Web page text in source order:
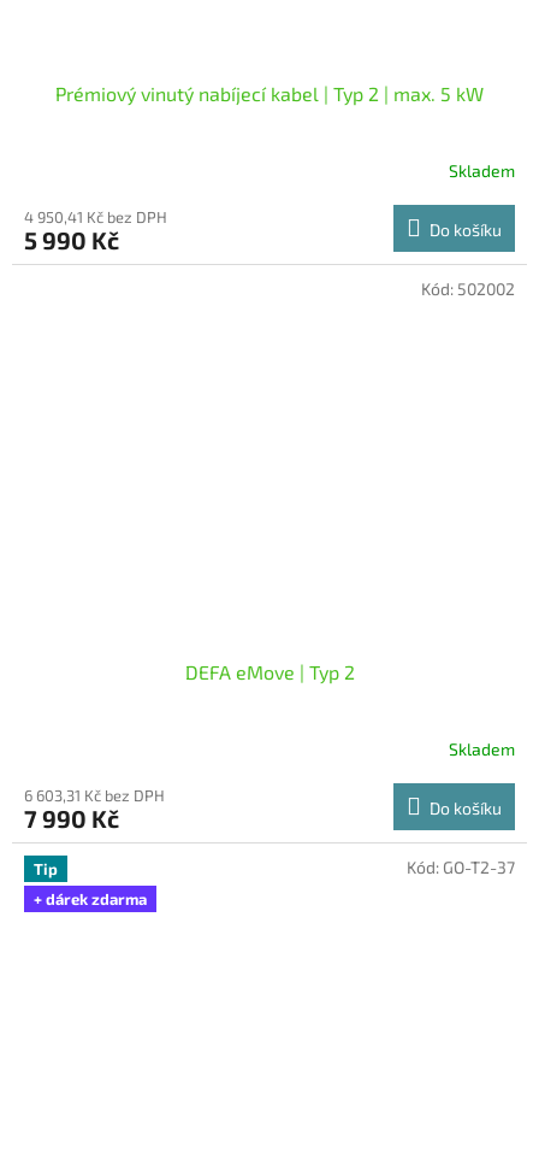
Prémiový vinutý nabíjecí kabel | Typ 2 | max. 5 kW
produktu
je
5,0
Skladem
4 950,41 Kč bez DPH
5 990 Kč Do košíku
DEFA eMove | Typ 2
Skladem
6 603,31 Kč bez DPH
7 990 Kč Do košíku
Kód: 502002
Tip
+ dárek zdarma
Kód: GO-T2-37